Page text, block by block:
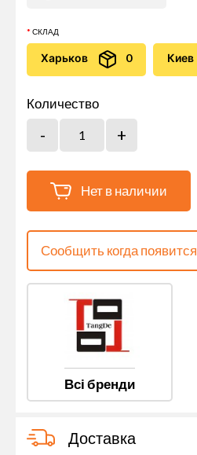
СКЛАД
Харьков 0 Киев
Количество
Нет в наличии
Сообщить когда появится
Всі бренди
Доставка